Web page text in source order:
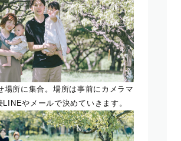
場所に集合。場所は事前にカメラマ
LINEやメールで決めていきます。